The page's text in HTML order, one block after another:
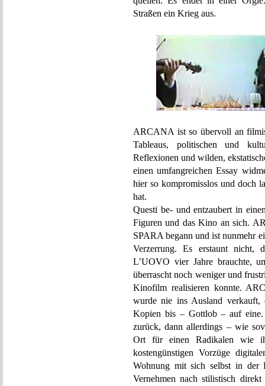
Straßen ein Krieg aus.
ARCANA ist so übervoll an
Tableaus, politischen und
Reflexionen und wilden,
einen umfangreichen Essay
hier so kompromisslos und doch
hat.
Questi be- und entzaubert in
Figuren und das Kino an sich.
SPARA begann und ist nunmehr
Verzerrung. Es erstaunt
L’UOVO vier Jahre brauchte,
überrascht noch weniger und
Kinofilm realisieren konnte.
wurde nie ins Ausland verkauft,
Kopien bis – Gottlob – auf
zurück, dann allerdings – wie
Ort für einen Radikalen wie
kostengünstigen Vorzüge
Wohnung mit sich selbst in der
Vernehmen nach stilistisch